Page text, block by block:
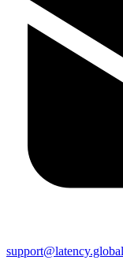
support@latency.global